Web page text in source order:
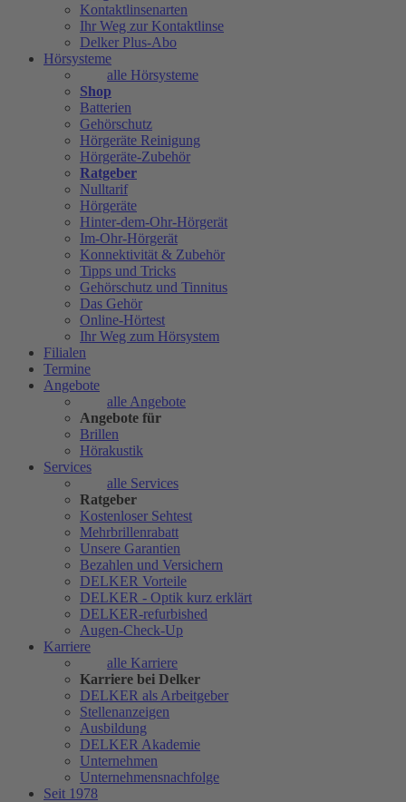
Kontaktlinsenarten
Ihr Weg zur Kontaktlinse
Delker Plus-Abo
Hörsysteme
alle Hörsysteme
Shop
Batterien
Gehörschutz
Hörgeräte Reinigung
Hörgeräte-Zubehör
Ratgeber
Nulltarif
Hörgeräte
Hinter-dem-Ohr-Hörgerät
Im-Ohr-Hörgerät
Konnektivität & Zubehör
Tipps und Tricks
Gehörschutz und Tinnitus
Das Gehör
Online-Hörtest
Ihr Weg zum Hörsystem
Filialen
Termine
Angebote
alle Angebote
Angebote für
Brillen
Hörakustik
Services
alle Services
Ratgeber
Kostenloser Sehtest
Mehrbrillenrabatt
Unsere Garantien
Bezahlen und Versichern
DELKER Vorteile
DELKER - Optik kurz erklärt
DELKER-refurbished
Augen-Check-Up
Karriere
alle Karriere
Karriere bei Delker
DELKER als Arbeitgeber
Stellenanzeigen
Ausbildung
DELKER Akademie
Unternehmen
Unternehmensnachfolge
Seit 1978